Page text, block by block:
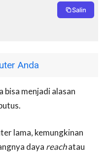
Salin
Anda
bisa menjadi alasan
lama, kemungkinan
daya reachatau